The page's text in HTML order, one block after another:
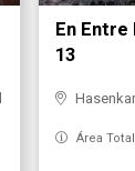
En Entre
13
Área